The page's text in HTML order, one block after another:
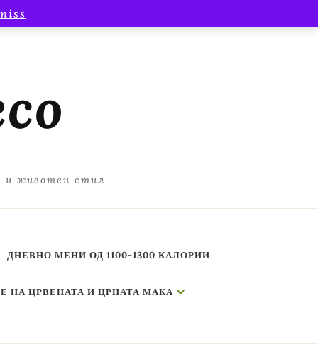
и животен стил
ДНЕВНО МЕНИ ОД 1100-1300 КАЛОРИИ
НА ЦРВЕНАТА И ЦРНАТА МАКА